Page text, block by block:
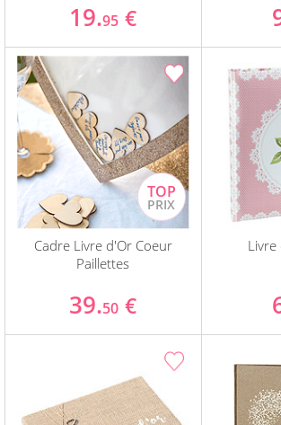
19.95 €
Cadre Livre d'Or Coeur
Paillettes
39.50 €